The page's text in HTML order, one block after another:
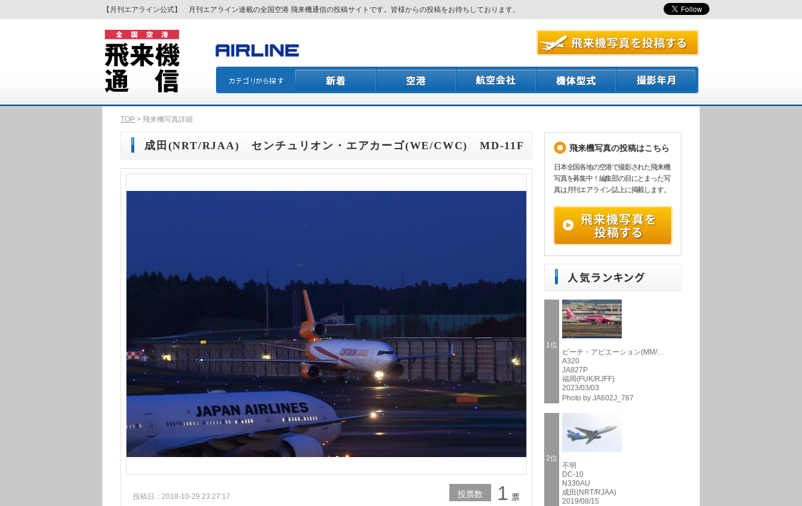
【月刊エアライン公式】 月刊エアライン連載の全国空港 飛来機通信の投稿サイトです。皆様からの投稿をお待ちしております。
TOP > 飛来機写真詳細
成田(NRT/RJAA) センチュリオン・エアカーゴ(WE/CWC) MD-11F
投稿日：2018-10-29 23:27:17 投票数 1 票
飛来機写真の投稿はこちら
日本全国各地の空港で撮影された飛来機
写真を募集中！編集部の目にとまった写
真は月刊エアライン誌上に掲載します。
1位
ピーチ・アビエーション(MM/…
A320
JA827P
福岡(FUK/RJFF)
2023/03/03
Photo by JA602J_767
2位
不明
DC-10
N330AU
成田(NRT/RJAA)
2019/08/15